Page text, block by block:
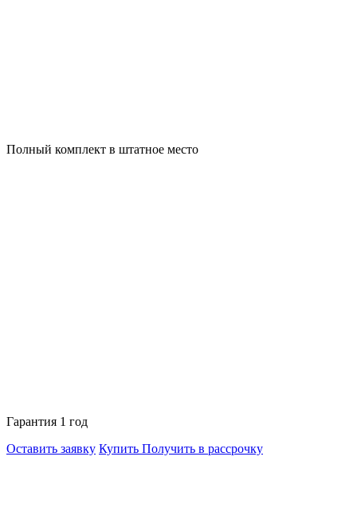
Полный комплект в штатное место
Гарантия 1 год
Оставить заявку Купить Получить в рассрочку